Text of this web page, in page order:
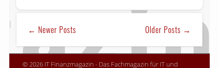
← Newer Posts Older Posts →
© 2026 IT Finanzmagazin - Das Fachmagazin für IT und